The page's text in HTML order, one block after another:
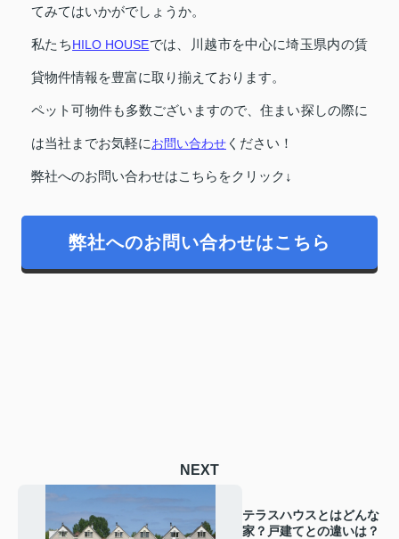
てみてはいかがでしょうか。
私たちHILO HOUSEでは、川越市を中心に埼玉県内の賃
貸物件情報を豊富に取り揃えております。
ペット可物件も多数ございますので、住まい探しの際に
は当社までお気軽にお問い合わせ ください！
弊社へのお問い合わせはこちらをクリック↓
弊社へのお問い合わせはこちら
NEXT
テラスハウスとはどんな
家？戸建てとの違いは？